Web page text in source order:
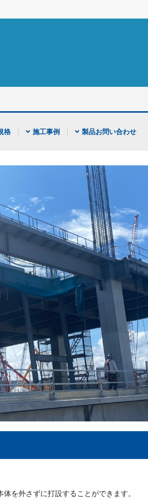
格 施工事例 製品お問い合わせ
を外さずに打設することができます。